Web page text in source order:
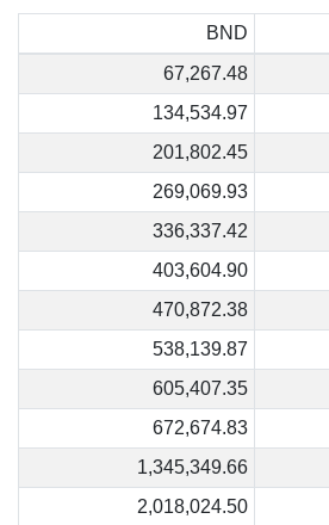
BND
67,267.48
134,534.97
201,802.45
269,069.93
336,337.42
403,604.90
470,872.38
538,139.87
605,407.35
672,674.83
1,345,349.66
2,018,024.50